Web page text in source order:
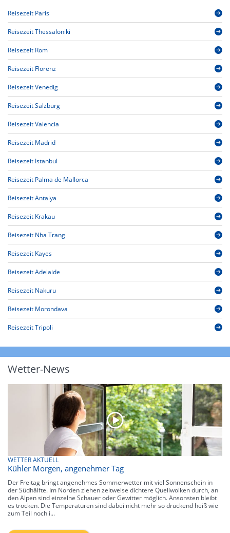
Reisezeit Paris
Reisezeit Thessaloniki
Reisezeit Rom
Reisezeit Florenz
Reisezeit Venedig
Reisezeit Salzburg
Reisezeit Valencia
Reisezeit Madrid
Reisezeit Istanbul
Reisezeit Palma de Mallorca
Reisezeit Antalya
Reisezeit Krakau
Reisezeit Nha Trang
Reisezeit Kayes
Reisezeit Adelaide
Reisezeit Nakuru
Reisezeit Morondava
Reisezeit Tripoli
Wetter-News
WETTER AKTUELL
Kühler Morgen, angenehmer Tag
Der Freitag bringt angenehmes Sommerwetter mit viel Sonnenschein in
der Südhälfte. Im Norden ziehen zeitweise dichtere Quellwolken durch, an
den Alpen sind einzelne Schauer oder Gewitter möglich. Ansonsten bleibt
es trocken. Die Temperaturen sind dabei nicht mehr so drückend heiß wie
zum Teil noch i...